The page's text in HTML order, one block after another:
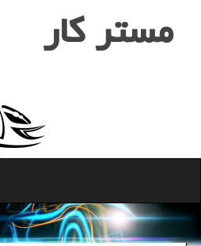
مستر كار